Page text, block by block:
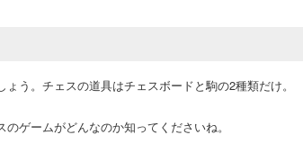
う。チェスの道具はチェスボードと駒の2種類だけ。
ゲームがどんなのか知ってくださいね。